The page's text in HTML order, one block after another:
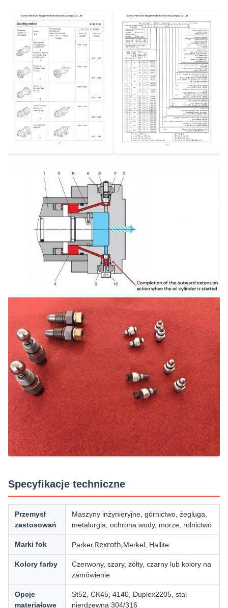
Specyfikacje techniczne
Przemysł
zastosowań
Maszyny inżynieryjne, górnictwo, żegluga,
metalurgia, ochrona wody, morze, rolnictwo
Marki fok Parker, Rexroth,Merkel, Hallite
Kolory farby
Czerwony, szary, żółty, czarny lub kolory na
zamówienie
Opcje
materiałowe
St52, CK45, 4140, Duplex2205, stal
nierdzewna 304/316